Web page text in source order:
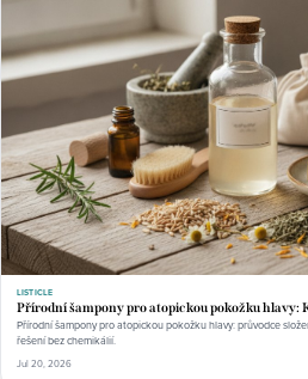
LISTICLE
Přírodní šampony pro atopickou pokožku hlavy:
Přírodní šampony pro atopickou pokožku hlavy: průvodce
řešení bez chemikálií.
Jul 20, 2026